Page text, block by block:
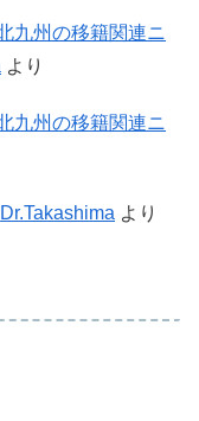
九州の移籍関連ニ
より
九州の移籍関連ニ
Dr.Takashima より